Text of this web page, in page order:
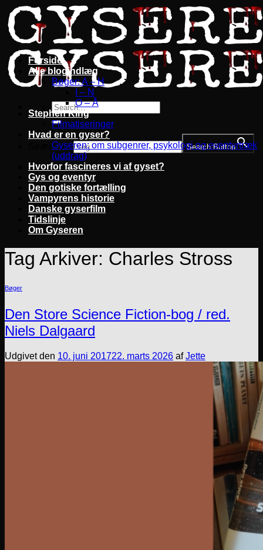
Fortsæt
til
indhold
Search for: Search Button
Forside
Alle blogindlæg
Bøger: A – H
I – N
O – Å
Stephen King
Filmatiseringer
Hvad er en gyser?
Gyseren: om subgenrer, psykologi og eventyrtræk
(uddrag)
Hvorfor fascineres vi af gyset?
Gys og eventyr
Den gotiske fortælling
Vampyrens historie
Danske gyserfilm
Tidslinje
Om Gyseren
Tag Arkiver: Charles Stross
Bøger
Den Store Science Fiction-bog / red.
Niels Dalgaard
Udgivet den 10. juni 201722. marts 2026 afJette